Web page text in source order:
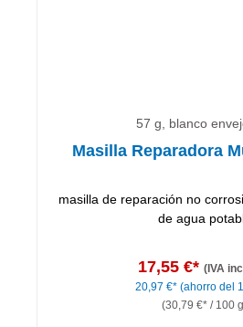
57 g, blanco
Masilla Reparadora
masilla de reparación no
de agua
17,55 €* (IVA
20,97 €* (ahorro del
(30,79 €* / 100